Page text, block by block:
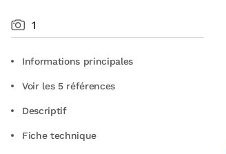
1
Informations principales
Voir les 5 références
Descriptif
Fiche technique